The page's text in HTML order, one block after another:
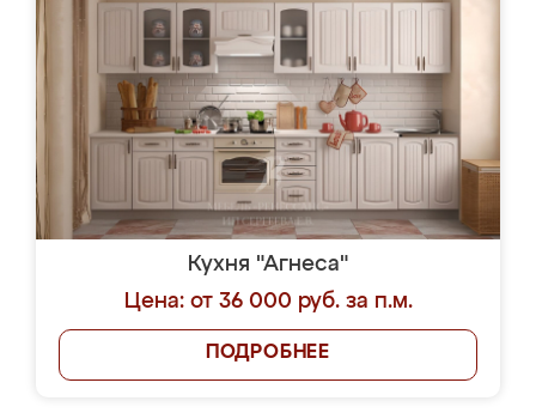
Кухня "Агнеса"
Цена: от 36 000 руб. за п.м.
ПОДРОБНЕЕ